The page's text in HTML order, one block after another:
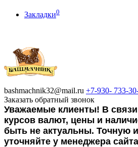
Закладки0
bashmachnik32@mail.ru +7-930- 733-
Заказать обратный звонок
Уважаемые клиенты! В
курсов валют, цены и
быть не актуальны. Точную
уточняйте у менеджера